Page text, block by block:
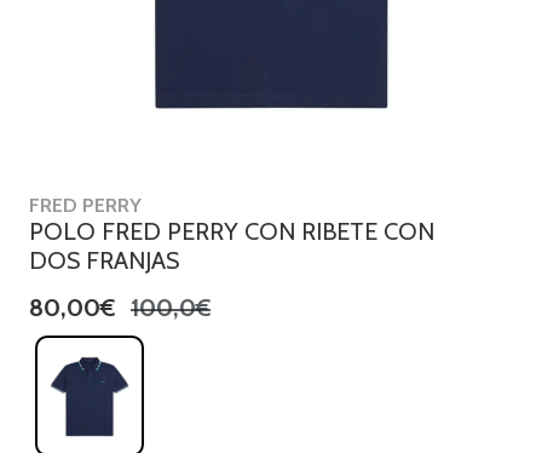
FRED PERRY
POLO FRED PERRY CON RIBETE CON
DOS FRANJAS
80,00€ 100,0€